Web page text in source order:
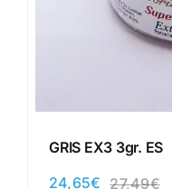
GRIS EX3 3gr. ES
27,49€
24,65€